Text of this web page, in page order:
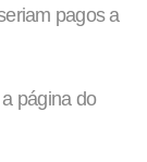
pagos a
página do